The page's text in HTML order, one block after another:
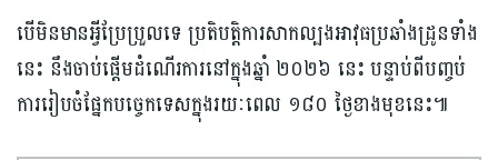
បើមិនមានអ្វីប្រែប្រួលទេ ប្រតិបត្តិការសាកល្បងអាវុធប្រឆាំងដ្រូនទាំង
នេះ នឹងចាប់ផ្តើមដំណើរការនៅក្នុងឆ្នាំ ២០២៦ នេះ បន្ទាប់ពីបញ្ចប់
ការរៀបចំផ្នែកបច្ចេកទេសក្នុងរយៈពេល ១៨០ ថ្ងៃខាងមុខនេះ៕